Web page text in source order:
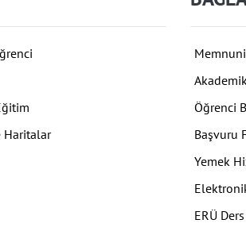
Haritalar
Öğrenci
Başvuru
Yemek
ERÜ